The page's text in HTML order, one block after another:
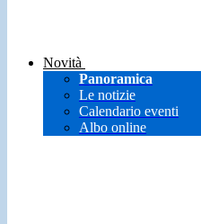
Novità
Panoramica
Le notizie
Calendario eventi
Albo online